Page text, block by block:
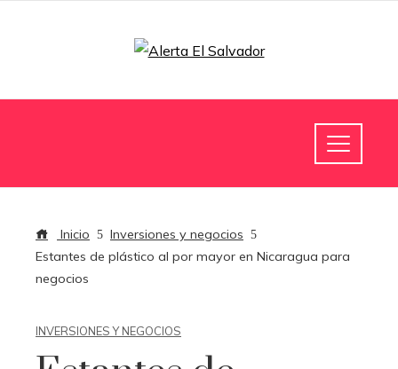
Inicio
Inversiones y negocios
Estantes de plástico al por mayor en Nicaragua para
negocios
INVERSIONES Y NEGOCIOS